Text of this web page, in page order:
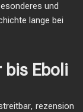
und
lange bei
bis Eboli
rezension